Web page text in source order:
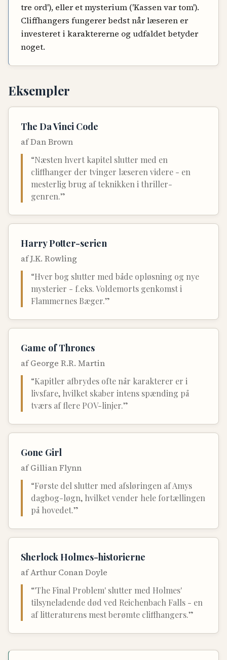
tre ord'), eller et mysterium ('Kassen var tom').
Cliffhangers fungerer bedst når læseren er
investeret i karaktererne og udfaldet betyder
noget.
Eksempler
The Da Vinci Code
afDan Brown
“Næsten hvert kapitel slutter med en
cliffhanger der tvinger læseren videre - en
mesterlig brug af teknikken i thriller-
genren.”
Harry Potter-serien
afJ.K. Rowling
“Hver bog slutter med både opløsning og nye
mysterier - f.eks. Voldemorts genkomst i
Flammernes Bæger.”
Game of Thrones
afGeorge R.R. Martin
“Kapitler afbrydes ofte når karakterer er i
livsfare, hvilket skaber intens spænding på
tværs af flere POV-linjer.”
Gone Girl
afGillian Flynn
“Første del slutter med afsløringen af Amys
dagbog-løgn, hvilket vender hele fortællingen
på hovedet.”
Sherlock Holmes-historierne
afArthur Conan Doyle
“'The Final Problem' slutter med Holmes'
tilsyneladende død ved Reichenbach Falls - en
af litteraturens mest berømte cliffhangers.”